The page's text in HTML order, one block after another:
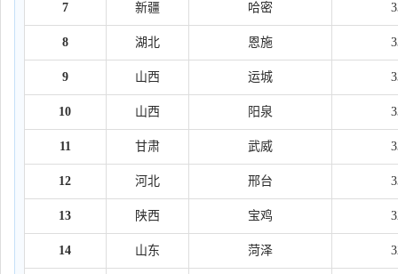
7 新疆 哈密
8 湖北 恩施
9 山西 运城
10 山西 阳泉
11 甘肃 武威
12 河北 邢台
13 陕西 宝鸡
14 山东 菏泽